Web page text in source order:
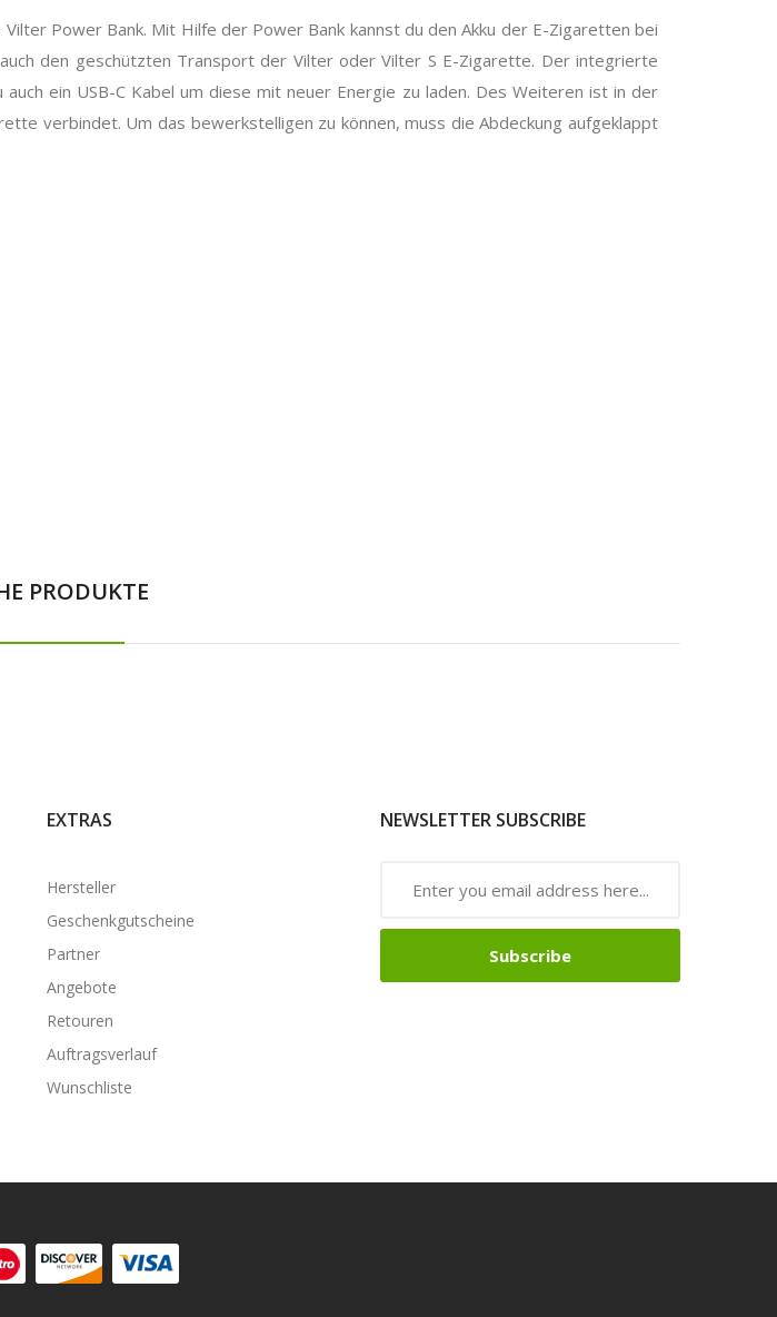
Power Bank. Mit Hilfe der Power Bank kannst du den Akku der E-Zigaretten bei
den geschützten Transport der Vilter oder Vilter S E-Zigarette. Der integrierte
ein USB-C Kabel um diese mit neuer Energie zu laden. Des Weiteren ist in der
verbindet. Um das bewerkstelligen zu können, muss die Abdeckung aufgeklappt
PRODUKTE
EXTRAS
Hersteller
Geschenkgutscheine
Partner
Angebote
Retouren
Auftragsverlauf
Wunschliste
NEWSLETTER SUBSCRIBE
Subscribe